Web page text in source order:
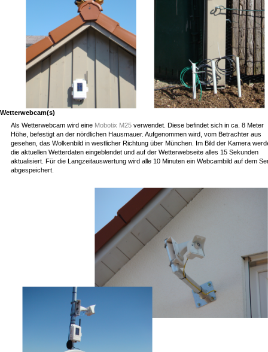
Wetterwebcam(s)
Als Wetterwebcam wird eine Mobotix M25verwendet. Diese befindet sich in ca. 8 Meter
Höhe, befestigt an der nördlichen Hausmauer. Aufgenommen wird, vom Betrachter aus
gesehen, das Wolkenbild in westlicher Richtung über München. Im Bild der Kamera
die aktuellen Wetterdaten eingeblendet und auf der Wetterwebseite alles 15 Sekunden
aktualisiert. Für die Langzeitauswertung wird alle 10 Minuten ein Webcambild auf dem
abgespeichert.